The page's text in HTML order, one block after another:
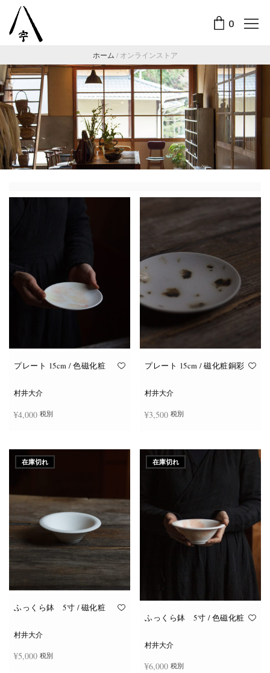
0
ホーム / オンラインストア
プレート 15cm / 色磁化粧
村井大介
¥4,000 税別
プレート 15cm / 磁化粧銅彩
村井大介
¥3,500 税別
在庫切れ
ふっくら鉢 5寸 / 磁化粧
村井大介
¥5,000 税別
在庫切れ
ふっくら鉢 5寸 / 色磁化粧
村井大介
¥6,000 税別